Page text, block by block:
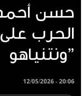
حسن
الحرب
ونتنياهو”
12/05/2026 - 20:06